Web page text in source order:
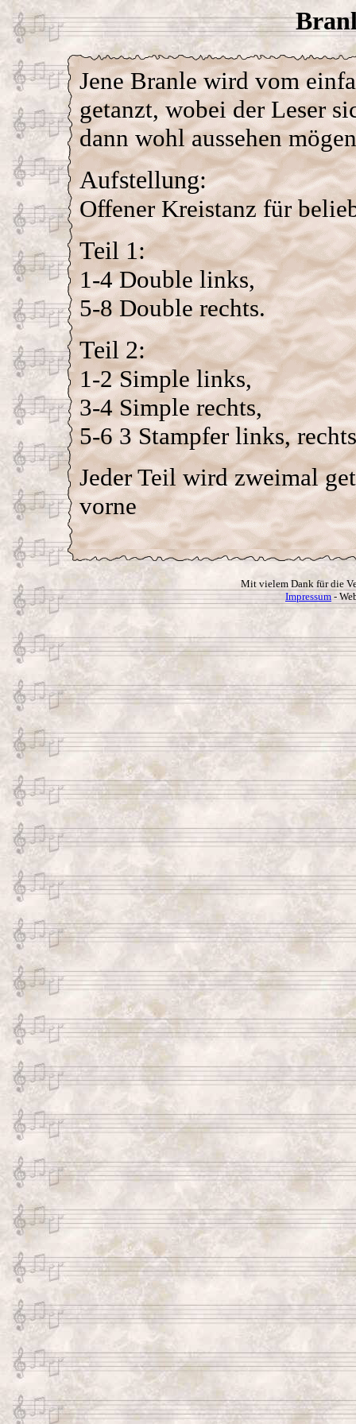
Jene Branle wird vom
getanzt, wobei der Leser
dann wohl aussehen
Aufstellung:
Offener Kreistanz für
Teil 1:
1-4 Double links,
5-8 Double rechts.
Teil 2:
1-2 Simple links,
3-4 Simple rechts,
5-6 3 Stampfer links,
Jeder Teil wird zweimal
vorne
Mit vielem Dank für die
Impressum -